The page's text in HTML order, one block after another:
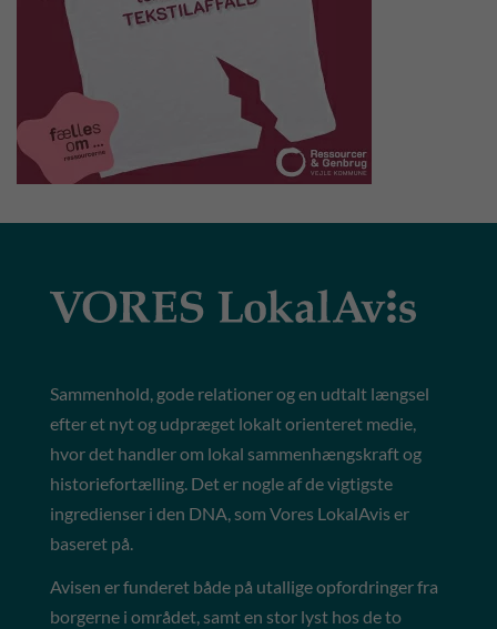
Sammenhold, gode relationer og en udtalt længsel
efter et nyt og udpræget lokalt orienteret medie,
hvor det handler om lokal sammenhængskraft og
historiefortælling. Det er nogle af de vigtigste
ingredienser i den DNA, som Vores LokalAvis er
baseret på.
Avisen er funderet både på utallige opfordringer fra
borgerne i området, samt en stor lyst hos de to